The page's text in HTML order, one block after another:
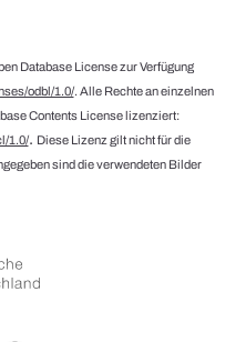
Database License zur Verfügung
odbl/1.0/. Alle Rechte an einzelnen
Contents License lizenziert:
1.0/. Diese Lizenz gilt nicht für die
sind die verwendeten Bilder